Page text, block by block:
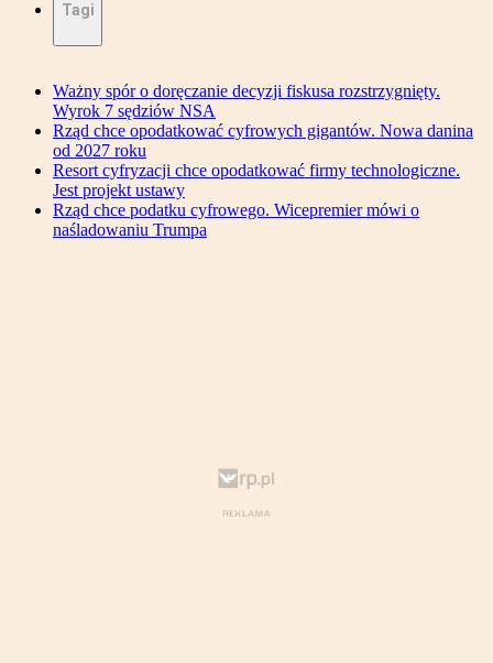
Tagi
Ważny spór o doręczanie decyzji fiskusa rozstrzygnięty.
Wyrok 7 sędziów NSA
Rząd chce opodatkować cyfrowych gigantów. Nowa danina
od 2027 roku
Resort cyfryzacji chce opodatkować firmy technologiczne.
Jest projekt ustawy
Rząd chce podatku cyfrowego. Wicepremier mówi o
naśladowaniu Trumpa